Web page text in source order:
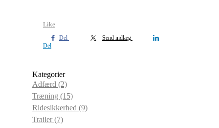
Like
Del
Send indlæg
Del
Kategorier
Adfærd (2)
Træning (15)
Ridesikkerhed (9)
Trailer(7)